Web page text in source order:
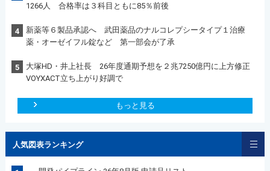
1266人 合格率は３科目ともに85％前後
4
新薬等６製品承認へ 武田薬品のナルコレプシータイプ１治療
薬・オーゼイフル錠など 第一部会が了承
5
大塚HD・井上社長 26年度通期予想を２兆7250億円に上方修正
VOYXACT立ち上がり好調で
もっと見る
人気図表ランキング